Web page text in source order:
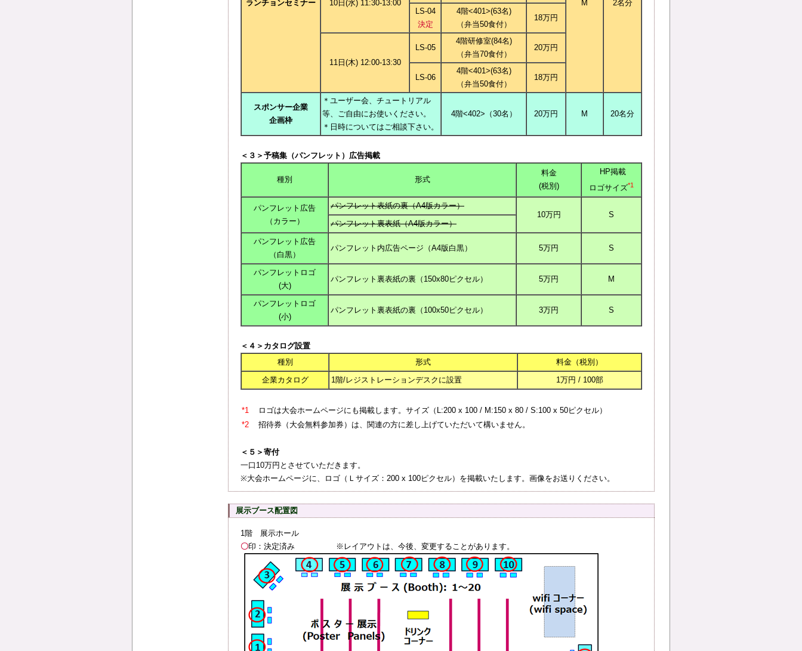
ランチョンセミナー M 2名分
10日(水) 11:30-13:00
LS-04
決定
4階<401>(63名)
（弁当50食付）
18万円
11日(木) 12:00-13:30
LS-05
4階研修室(84名)
（弁当70食付）
20万円
LS-06
4階<401>(63名)
（弁当50食付）
18万円
スポンサー企業
企画枠
＊ユーザー会、チュートリアル
等、ご自由にお使いください。
＊日時についてはご相談下さい。
4階<402>（30名） 20万円 M 20名分
＜３＞予稿集（パンフレット）広告掲載
種別 形式
料金
(税別)
HP掲載
ロゴサイズ*1
パンフレット広告
（カラー）
パンフレット表紙の裏（A4版カラー）
10万円
S
パンフレット裏表紙（A4版カラー）
パンフレット広告
（白黒）
パンフレット内広告ページ（A4版白黒） 5万円 S
パンフレットロゴ
(大)
パンフレット裏表紙の裏（150x80ピクセル） 5万円 M
パンフレットロゴ
(小)
パンフレット裏表紙の裏（100x50ピクセル） 3万円 S
＜４＞カタログ設置
種別
形式
料金（税別）
企業カタログ
1階/レジストレーションデスクに設置 1万円 / 100部
*1
ロゴは大会ホームページにも掲載します。サイズ（L:200 x 100 / M:150 x 80 / S:100 x 50ピクセル）
*2
招待券（大会無料参加券）は、関連の方に差し上げていただいて構いません。
＜５＞寄付
一口10万円とさせていただきます。
※大会ホームページに、ロゴ（Ｌサイズ：200 x 100ピクセル）を掲載いたします。画像をお送りください。
展示ブース配置図
1階 展示ホール
〇印：決定済み ※レイアウトは、今後、変更することがあります。